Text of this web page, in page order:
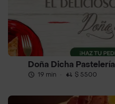
Doña Dicha Pastelería
19 min · $ 5500